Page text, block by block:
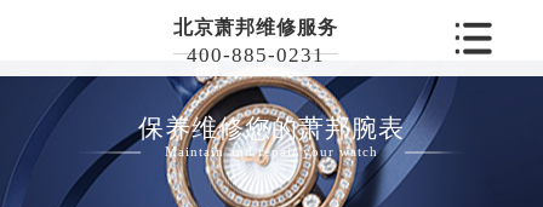
北京萧邦维修服务
400-885-0231
保养维修您的萧邦腕表
Maintain and repair your watch